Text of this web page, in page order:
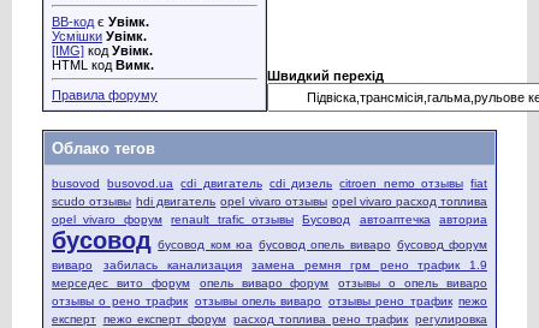
BB-код є Увімк.
Усмішки Увімк.
[IMG] код Увімк.
HTML код Вимк.
Правила форуму
Швидкий перехід
Облако тегов
busovod busovod.ua cdi двигатель cdi дизель citroen nemo отзывы fiat
scudo отзывы hdi двигатель opel vivaro отзывы opel vivaro расход топлива
opel vivaro форум
renault trafic отзывы Бусовод автоаптечка авториа
бусовод бусовод ком юа бусовод опель виваро бусовод форум
виваро
забилась канализация
замена ремня грм рено трафик 1.9
мерседес вито форум
опель виваро форум
отзывы о опель виваро
отзывы о рено трафик отзывы опель виваро отзывы рено трафик пежо
експерт пежо експерт форум расход топлива рено трафик регулировка